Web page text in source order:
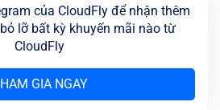
của CloudFly để nhận thêm
lỡ bất kỳ khuyến mãi nào từ
CloudFly
GIA NGAY